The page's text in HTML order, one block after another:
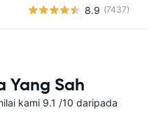
8.9 (7437)
Yang Sah
kami 9.1 /10 daripada